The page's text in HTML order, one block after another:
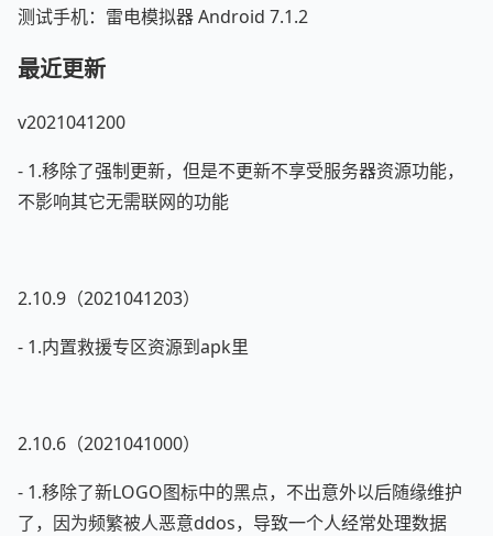
测试手机：雷电模拟器 Android 7.1.2
最近更新
v2021041200
- 1.移除了强制更新，但是不更新不享受服务器资源功能，
不影响其它无需联网的功能
2.10.9（2021041203）
- 1.内置救援专区资源到apk里
2.10.6（2021041000）
- 1.移除了新LOGO图标中的黑点，不出意外以后随缘维护
了，因为频繁被人恶意ddos，导致一个人经常处理数据